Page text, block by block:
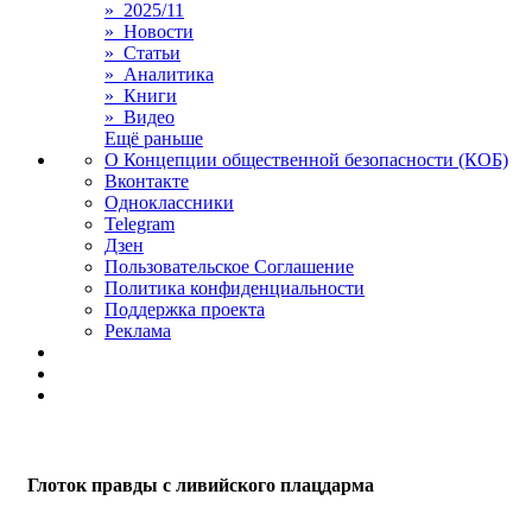
» 2025/11
» Новости
» Статьи
» Аналитика
» Книги
» Видео
Ещё раньше
О Концепции общественной безопасности (КОБ)
Вконтакте
Одноклассники
Telegram
Дзен
Пользовательское Соглашение
Политика конфиденциальности
Поддержка проекта
Реклама
Глоток правды с ливийского плацдарма